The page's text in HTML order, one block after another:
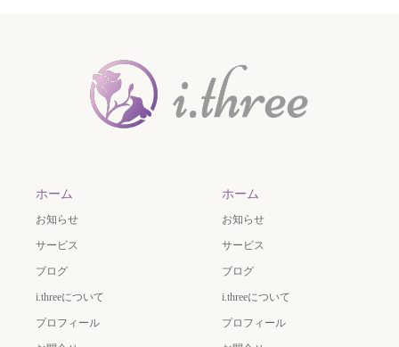
ホーム
お知らせ
サービス
ブログ
i.threeについて
プロフィール
ホーム
お知らせ
サービス
ブログ
i.threeについて
プロフィール